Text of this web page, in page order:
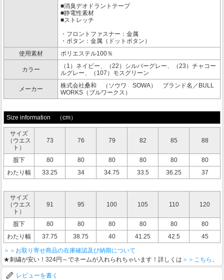
■消臭デオドラントテープ
■静電性素材
■ストレッチ
・フロントファスナー：金属
・ボタン：金属（ドットボタン）
使用素材
ポリエステル100％
カラー
（1）ネイビー、（22）シルバーグレー、（23）チャコー
ルグレー、（107）モスグリーン
メーカー
株式会社桑和 （ソウワ SOWA） ブランド名／BULL
WORKS（ブルワークス）
Size information （cm）
サイズ
（ウエス
ト）
73 76 79 82 85 88
股下 80 80 80 80 80
80
わたり幅
33.25 34 34.75 33.5 36.25 37
サイズ
（ウエス
ト）
91 95 100 105 110 120
股下 80 80 80 80 80
80
わたり幅
37.75 38.75 40 41.25 42.5
45
＞＞お取り寄せ商品の在庫確認及び納期について
★刺繍が安い！324円～でネームが入れられちゃいます！詳しくは ＞＞こちら。
レビューを書く